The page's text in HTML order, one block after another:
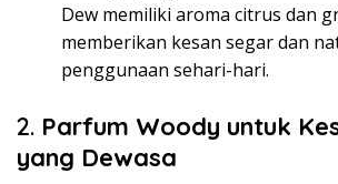
Dew memiliki aroma citrus dan
memberikan kesan segar dan
penggunaan sehari-hari.
2. Parfum Woody untuk
yang Dewasa